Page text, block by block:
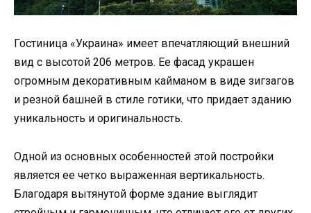
Гостиница «Украина» имеет впечатляющий внешний
вид с высотой 206 метров. Ее фасад украшен
огромным декоративным кайманом в виде зигзагов
и резной башней в стиле готики, что придает зданию
уникальность и оригинальность.
Одной из основных особенностей этой постройки
является ее четко выраженная вертикальность.
Благодаря вытянутой форме здание выглядит